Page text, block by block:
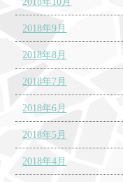
2018年9月
2018年8月
2018年7月
2018年6月
2018年5月
2018年4月